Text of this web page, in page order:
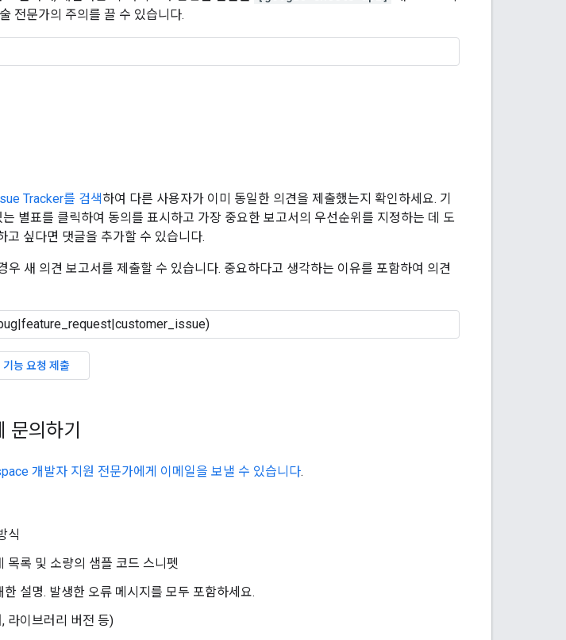
전문가의 주의를 끌 수 있습니다.
Tracker를 검색하여 다른 사용자가 이미 동일한 의견을 제출했는지 확인하세요. 기
별표를 클릭하여 동의를 표시하고 가장 중요한 보고서의 우선순위를 지정하는 데 도
고 싶다면 댓글을 추가할 수 있습니다.
우 새 의견 보고서를 제출할 수 있습니다. 중요하다고 생각하는 이유를 포함하여 의견
기능 요청 제출
의하기
개발자 지원 전문가에게 이메일을 보낼 수 있습니다.
식
목록 및 소량의 샘플 코드 스니펫
한 설명. 발생한 오류 메시지를 모두 포함하세요.
라이브러리 버전 등)